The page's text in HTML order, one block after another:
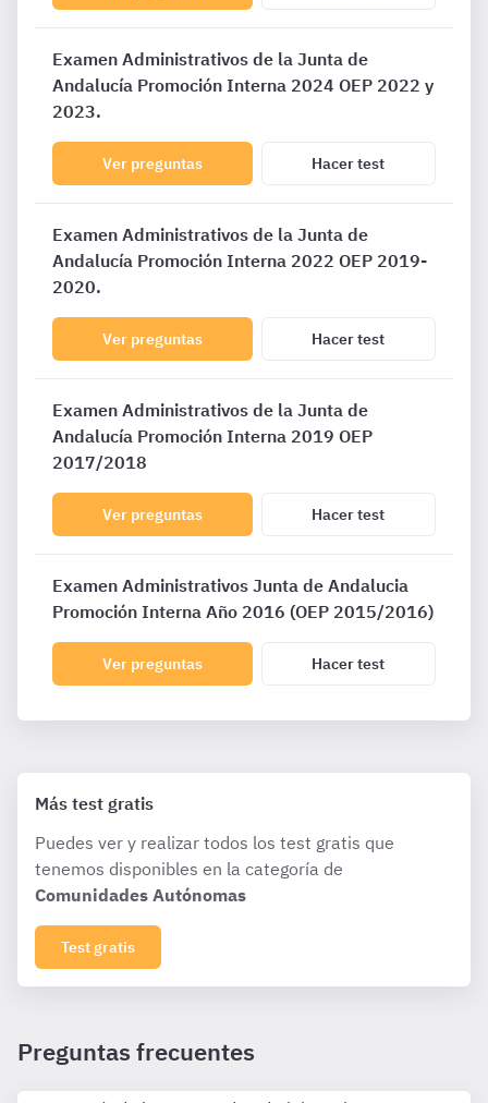
Examen Administrativos de la Junta de
Andalucía Promoción Interna 2024 OEP 2022 y
2023.
Ver preguntas Hacer test
Examen Administrativos de la Junta de
Andalucía Promoción Interna 2022 OEP 2019-
2020.
Ver preguntas Hacer test
Examen Administrativos de la Junta de
Andalucía Promoción Interna 2019 OEP
2017/2018
Ver preguntas Hacer test
Examen Administrativos Junta de Andalucia
Promoción Interna Año 2016 (OEP 2015/2016)
Ver preguntas Hacer test
Más test gratis
Puedes ver y realizar todos los test gratis que
tenemos disponibles en la categoría de
Comunidades Autónomas
Test gratis
Preguntas frecuentes